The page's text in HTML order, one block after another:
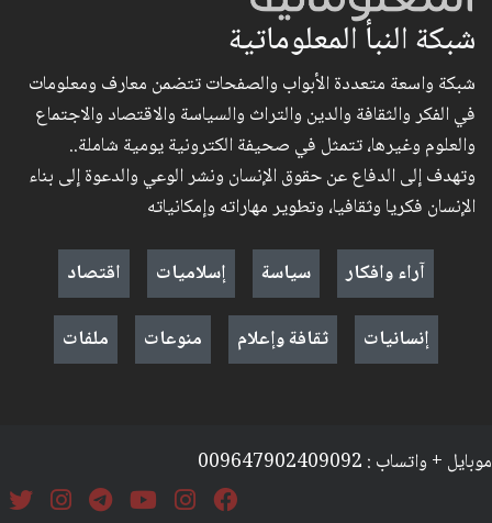
شبكة النبأ المعلوماتية
شبكة واسعة متعددة الأبواب والصفحات تتضمن معارف ومعلومات
في الفكر والثقافة والدين والتراث والسياسة والاقتصاد والاجتماع
والعلوم وغيرها، تتمثل في صحيفة الكترونية يومية شاملة..
وتهدف إلى الدفاع عن حقوق الإنسان ونشر الوعي والدعوة إلى بناء
الإنسان فكريا وثقافيا، وتطوير مهاراته وإمكانياته
آراء وافكار
سياسة إسلاميات
اقتصاد
إنسانيات
ثقافة وإعلام منوعات ملفات
موبايل + واتساب : 009647902409092